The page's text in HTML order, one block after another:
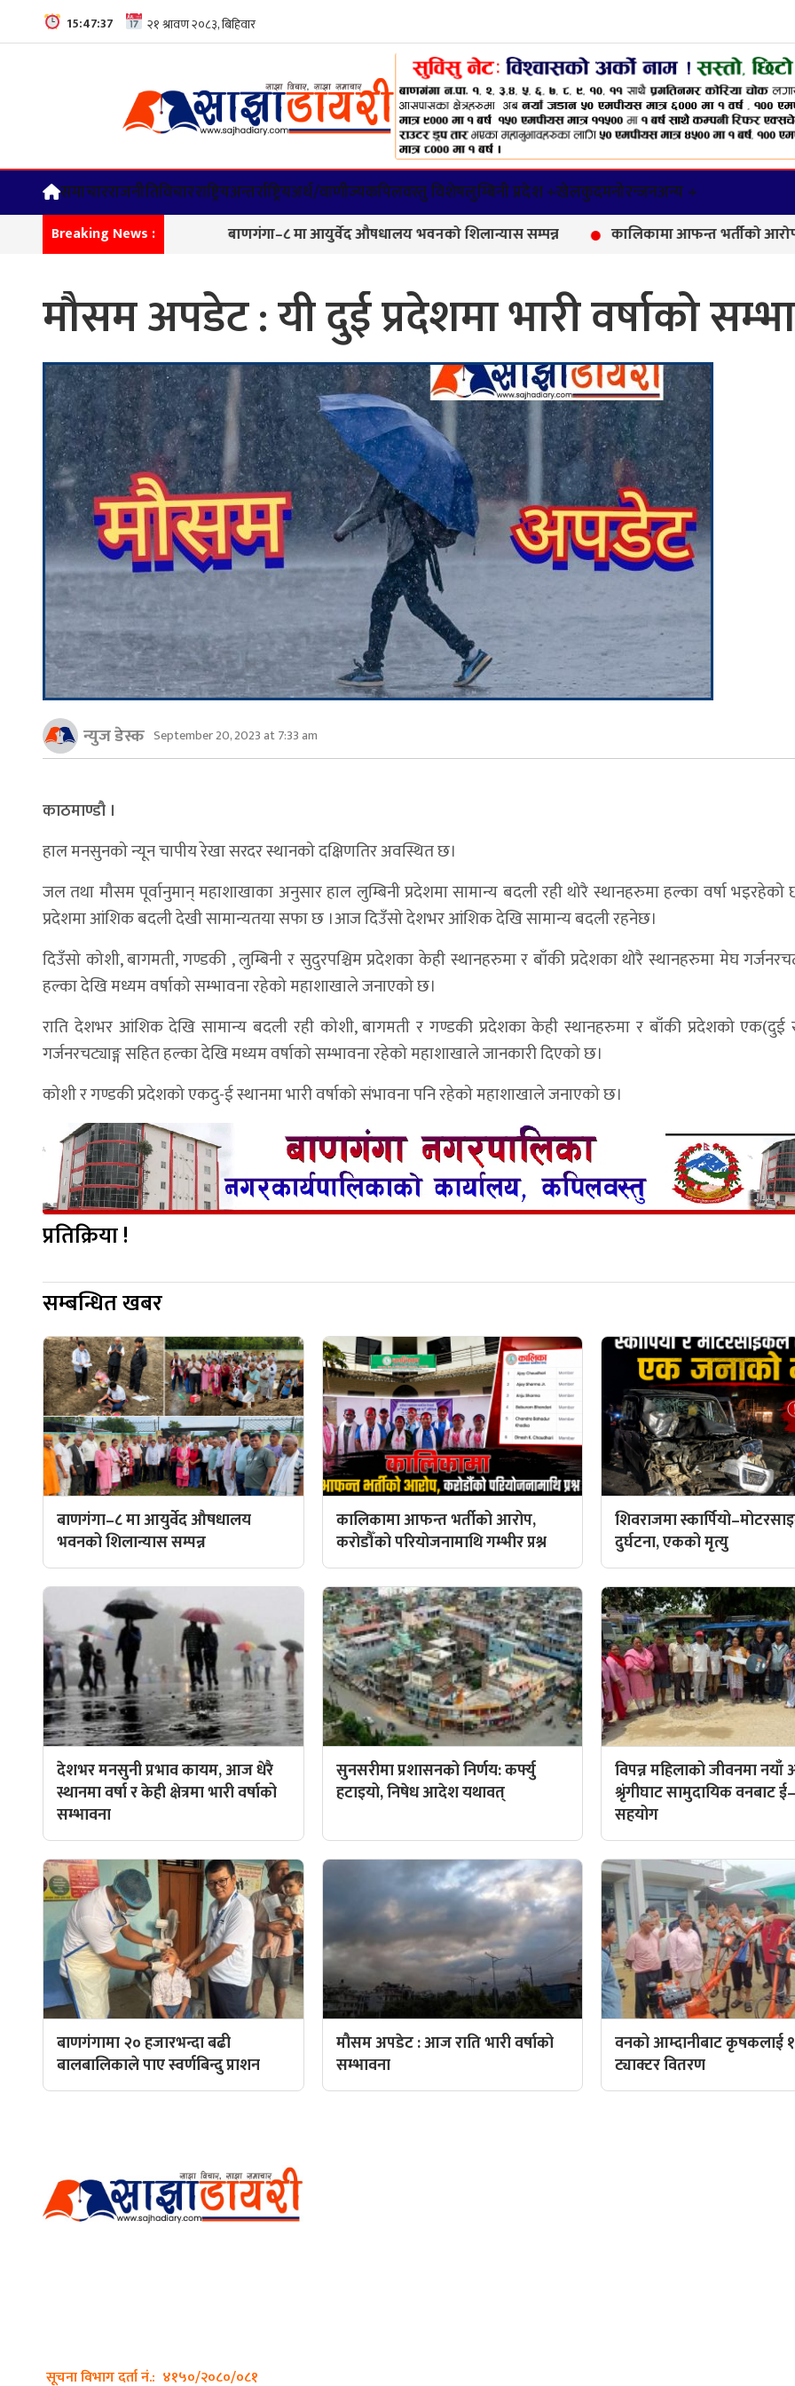
15:47:38
समाचारराजनीतिविचारराष्ट्रियअन्तर्राष्ट्रियअर्थ/वाणीज्यकपिलवस्तु विशेषलुम्बिनी प्रदेश +खेलकुदमनोरन्जनअन्य +
Breaking News : बाणगंगा–८ मा आयुर्वेद औषधालय भवनको शिलान्यास सम्पन्न कालिकामा आफन्त भर्तीको आरोप, करोडौँको
मौसम अपडेट : यी दुई प्रदेशमा भारी वर्षाको
न्युज डेस्क September 20, 2023 at 7:33 am
काठमाण्डौ ।
हाल मनसुनको न्यून चापीय रेखा सरदर स्थानको दक्षिणतिर अवस्थित छ।
जल तथा मौसम पूर्वानुमान् महाशाखाका अनुसार हाल लुम्बिनी प्रदेशमा सामान्य बदली रही थोरै स्थानहरुमा हल्का वर्षा
प्रदेशमा आंशिक बदली देखी सामान्यतया सफा छ ।आज दिउँसो देशभर आंशिक देखि सामान्य बदली रहनेछ।
दिउँसो कोशी, बागमती, गण्डकी , लुम्बिनी र सुदुरपश्चिम प्रदेशका केही स्थानहरुमा र बाँकी प्रदेशका थोरै स्थानहरुमा मेघ
हल्का देखि मध्यम वर्षाको सम्भावना रहेको महाशाखाले जनाएको छ।
राति देशभर आंशिक देखि सामान्य बदली रही कोशी, बागमती र गण्डकी प्रदेशका केही स्थानहरुमा र बाँकी प्रदेशको एक(दुई
गर्जनरचट्याङ्ग सहित हल्का देखि मध्यम वर्षाको सम्भावना रहेको महाशाखाले जानकारी दिएको छ।
कोशी र गण्डकी प्रदेशको एकदु-ई स्थानमा भारी वर्षाको संभावना पनि रहेको महाशाखाले जनाएको छ।
प्रतिक्रिया !
सम्बन्धित खबर
बाणगंगा–८ मा आयुर्वेद औषधालय
भवनको शिलान्यास सम्पन्न
कालिकामा आफन्त भर्तीको आरोप,
करोडौँको परियोजनामाथि गम्भीर प्रश्न
शिवराजमा
दुर्घटना, एकको मृत्यु
देशभर मनसुनी प्रभाव कायम, आज धेरै
स्थानमा वर्षा र केही क्षेत्रमा भारी वर्षाको
सम्भावना
सुनसरीमा प्रशासनको निर्णय: कर्फ्यु
हटाइयो, निषेध आदेश यथावत्
विपन्न महिलाको जीवनमा
श्रृंगीघाट सामुदायिक वनबाट
सहयोग
बाणगंगामा २० हजारभन्दा बढी
बालबालिकाले पाए स्वर्णबिन्दु प्राशन
मौसम अपडेट : आज राति भारी वर्षाको
सम्भावना
वनको आम्दानीबाट कृषकलाई
ट्याक्टर वितरण
सूचना विभाग दर्ता नं.: ४१५०/२०८०/०८१